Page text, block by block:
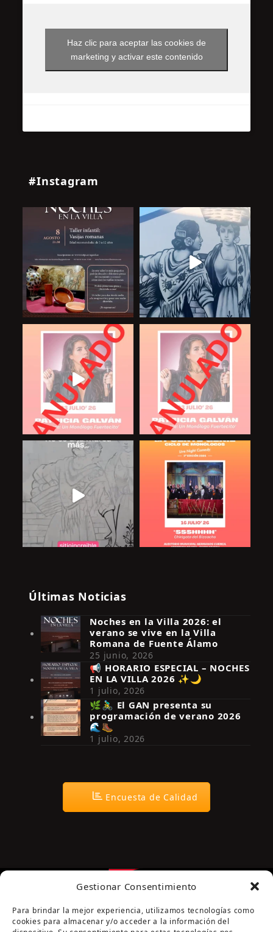
Gestionar Consentimiento
Para brindar la mejor experiencia, utilizamos tecnologías como
cookies para almacenar y/o acceder a la información del
Haz clic para aceptar las cookies de
marketing y activar este contenido
#Instagram
Síguenos en Instagram
Últimas Noticias
Noches en la Villa 2026: el
verano se vive en la Villa
Romana de Fuente Álamo
25 junio, 2026
📢 HORARIO ESPECIAL – NOCHES
EN LA VILLA 2026 ✨🌙
1 julio, 2026
🌿🚴‍♂️ El GAN presenta su
programación de verano 2026
🌊🥾
1 julio, 2026
Encuesta de Calidad